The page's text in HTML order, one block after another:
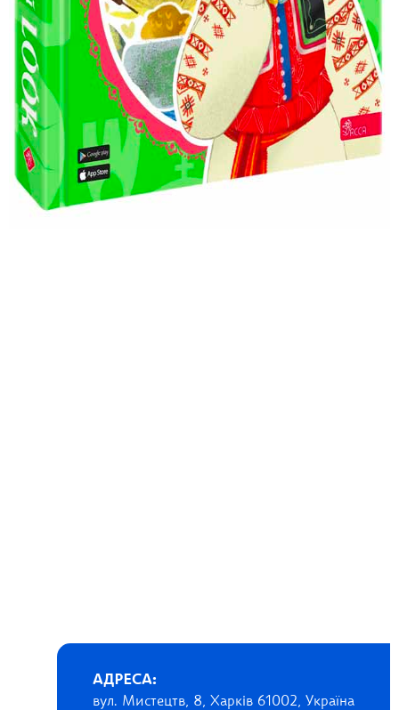
АДРЕСА:
вул. Мистецтв, 8, Харків 61002, Україна